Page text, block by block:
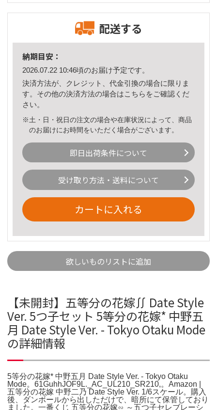
配送する
納期目安：
2026.07.22 10:46頃のお届け予定です。
決済方法が、クレジット、代金引換の場合に限りま
す。その他の決済方法の場合はこちら をご確認くだ
さい。
※土・日・祝日の注文の場合や在庫状況によって、商品
のお届けにお時間をいただく場合がございます。
即日出荷条件について
受け取り方法・送料について
カートに入れる
欲しいものリストに追加
【未開封】五等分の花嫁∬ Date Style
Ver. 5つ子セット 5等分の花嫁* 中野五
月 Date Style Ver. - Tokyo Otaku Mode
の詳細情報
5等分の花嫁* 中野五月 Date Style Ver. - Tokyo Otaku
Mode。61GuhhJOF9L._AC_UL210_SR210,。Amazon |
五等分の花嫁 中野二乃 Date Style Ver. 1/6スケール。購入
後、ダンボールから出しただけで、暗所にて保管しており
ました。一番くじ 五等分の花嫁∽ ～五つ子セレブレーシ